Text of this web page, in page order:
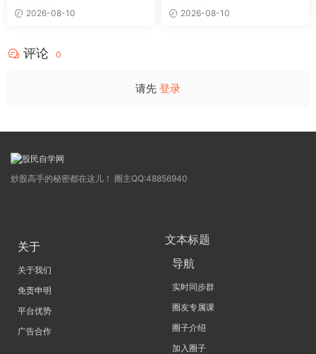
〖至尊吸筹〗副图指标 融合改
良 KDJ 三线判断 + 主力吸筹量
2026-08-10
免大败局 风险控制策略(高彩)
1PDF文章
2026-08-10
评论 0
请先 登录
炒股高手的秘密都在这儿！ 圈主QQ:48856940
关于
关于我们
免责申明
平台优势
广告合作
文本标题
导航
实时同步群
圈友专属课
圈子介绍
加入圈子